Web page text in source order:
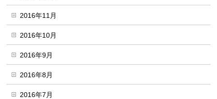
2016年11月
2016年10月
2016年9月
2016年8月
2016年7月